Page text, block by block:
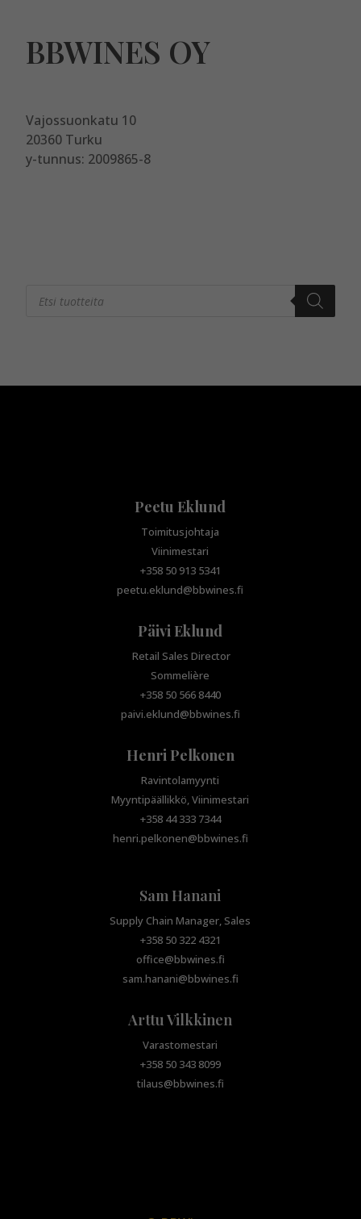
BBWINES OY
Vajossuonkatu 10
20360 Turku
y-tunnus: 2009865-8
search
Peetu Eklund
Toimitusjohtaja
Viinimestari
+358 50 913 5341
peetu.eklund@bbwines.fi
Päivi Eklund
Retail Sales Director
Sommelière
+358 50 566 8440
paivi.eklund@bbwines.fi
Henri Pelkonen
Ravintolamyynti
Myyntipäällikkö, Viinimestari
+358 44 333 7344
henri.pelkonen@bbwines.fi
Sam Hanani
Supply Chain Manager, Sales
+358 50 322 4321
office@bbwines.fi
sam.hanani@bbwines.fi
Arttu Vilkkinen
Varastomestari
+358 50 343 8099
tilaus@bbwines.fi